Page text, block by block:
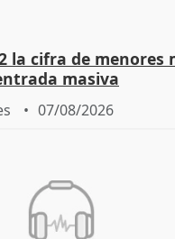
la cifra de menores
masiva
07/08/2026